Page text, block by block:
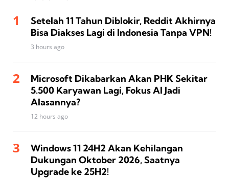
Setelah 11 Tahun Diblokir, Reddit Akhirnya
Bisa Diakses Lagi di Indonesia Tanpa VPN!
3 hours ago
Microsoft Dikabarkan Akan PHK Sekitar
5.500 Karyawan Lagi, Fokus AI Jadi
Alasannya?
12 hours ago
Windows 11 24H2 Akan Kehilangan
Dukungan Oktober 2026, Saatnya
Upgrade ke 25H2!